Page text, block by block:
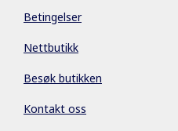
Betingelser
Nettbutikk
Besøk butikken
Kontakt oss